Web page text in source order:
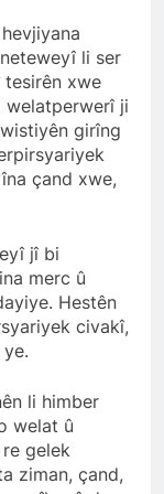
başkanı
Ağustos
canlı
Düzgün
Endamê
tazîya
Mele
Kurulu
soykırımı
li ser
tesirên xwe
welatperwerî ji
girîng
çand xwe,
jî bi
merc û
Hestên
civakî,
li himber
welat û
gelek
ziman, çand,